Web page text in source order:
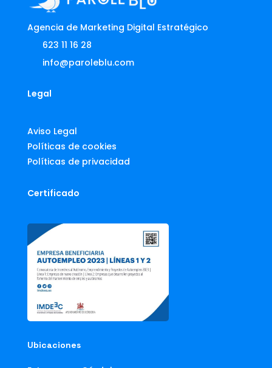
Agencia de Marketing Digital Estratégico
623 11 16 28
info@paroleblu.com
Legal
Aviso Legal
Políticas de cookies
Políticas de privacidad
Certificado
Ubicaciones